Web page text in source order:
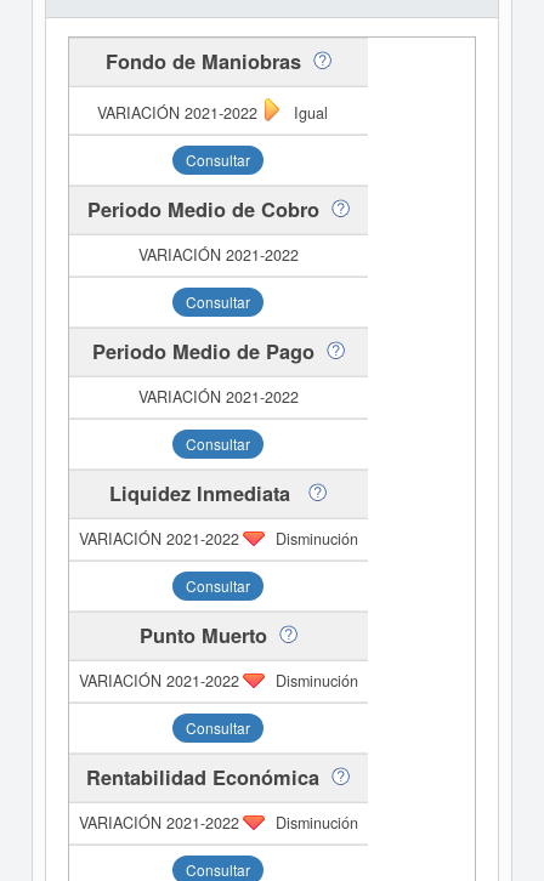
Fondo de Maniobras
Igual
Consultar
Periodo Medio de Cobro
Consultar
Periodo Medio de Pago
Consultar
Liquidez Inmediata
Disminución
Consultar
Punto Muerto
Disminución
Consultar
Rentabilidad Económica
Disminución
Consultar